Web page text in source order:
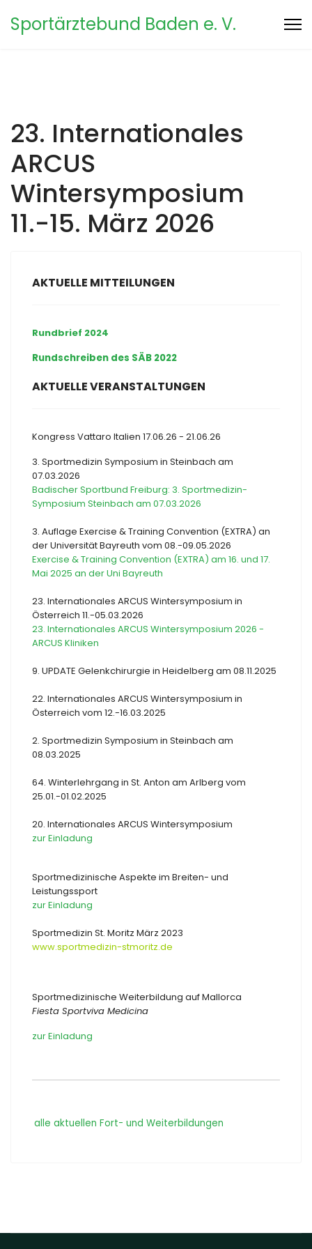
Sportärztebund Baden e. V.
23. Internationales
ARCUS
Wintersymposium
11.-15. März 2026
AKTUELLE MITTEILUNGEN
Rundbrief 2024
Rundschreiben des SÄB 2022
AKTUELLE VERANSTALTUNGEN
Kongress Vattaro Italien 17.06.26 - 21.06.26
3. Sportmedizin Symposium in Steinbach am
07.03.2026
Badischer Sportbund Freiburg: 3. Sportmedizin-
Symposium Steinbach am 07.03.2026
3. Auflage Exercise & Training Convention (EXTRA) an
der Universität Bayreuth vom 08.-09.05.2026
Exercise & Training Convention (EXTRA) am 16. und 17.
Mai 2025 an der Uni Bayreuth
23. Internationales ARCUS Wintersymposium in
Österreich 11.-05.03.2026
23. Internationales ARCUS Wintersymposium 2026 -
ARCUS Kliniken
9. UPDATE Gelenkchirurgie in Heidelberg am 08.11.2025
22. Internationales ARCUS Wintersymposium in
Österreich vom 12.-16.03.2025
2. Sportmedizin Symposium in Steinbach am
08.03.2025
64. Winterlehrgang in St. Anton am Arlberg vom
25.01.-01.02.2025
20. Internationales ARCUS Wintersymposium
zur Einladung
Sportmedizinische Aspekte im Breiten- und
Leistungssport
zur Einladung
Sportmedizin St. Moritz März 2023
www.sportmedizin-stmoritz.de
Sportmedizinische Weiterbildung auf Mallorca
Fiesta Sportviva Medicina
zur Einladung
alle aktuellen Fort- und Weiterbildungen